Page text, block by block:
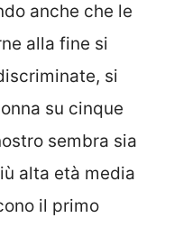
anche che le
alla fine si
si
su cinque
sembra sia
alta età media
il primo